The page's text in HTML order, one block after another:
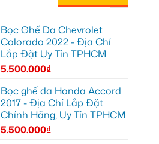
Bọc Ghế Da Chevrolet
Colorado 2022 - Địa Chỉ
Lắp Đặt Uy Tín TPHCM
5.500.000₫
Bọc ghế da Honda Accord
2017 - Địa Chỉ Lắp Đặt
Chính Hãng, Uy Tín TPHCM
5.500.000₫